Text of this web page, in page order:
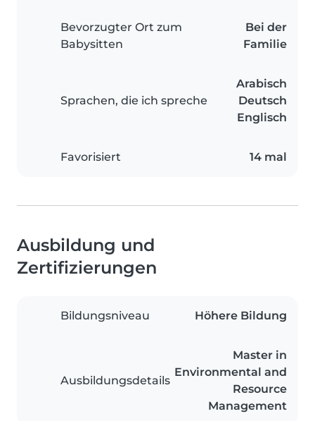
Bevorzugter Ort zum
Babysitten
Bei der
Familie
Sprachen, die ich spreche
Arabisch
Deutsch
Englisch
Favorisiert 14 mal
Ausbildung und
Zertifizierungen
Bildungsniveau Höhere Bildung
Ausbildungsdetails
Master in
Environmental and
Resource
Management